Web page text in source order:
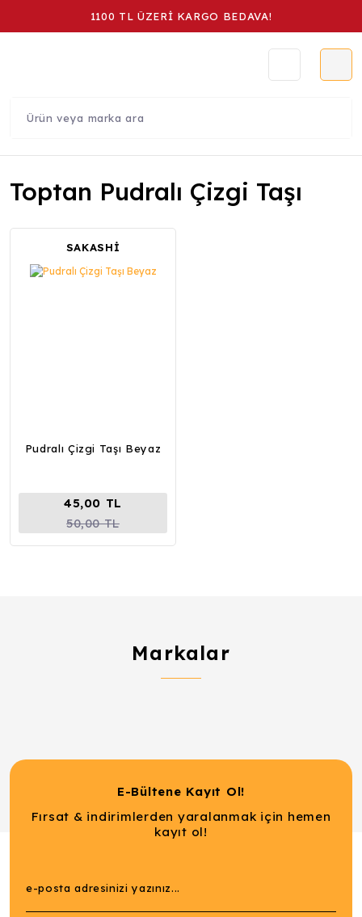
1100 TL ÜZERİ KARGO BEDAVA!
Toptan Pudralı Çizgi Taşı
SAKASHİ
Pudralı Çizgi Taşı Beyaz
45,00 TL
50,00 TL
Markalar
E-Bültene Kayıt Ol!
Fırsat & indirimlerden yaralanmak için hemen
kayıt ol!